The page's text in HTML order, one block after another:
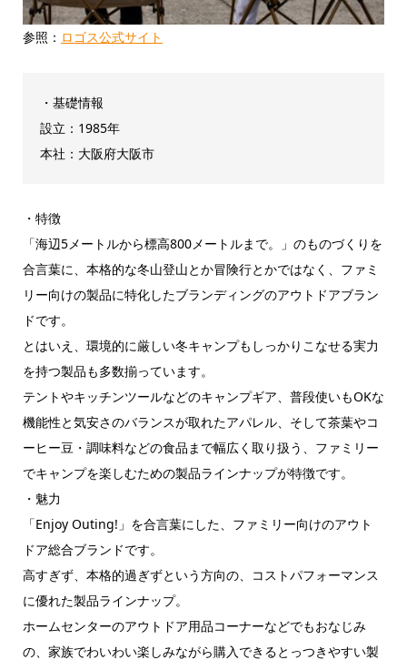
参照： ロゴス公式サイト
・基礎情報
設立：1985年
本社：大阪府大阪市
・特徴
「海辺5メートルから標高800メートルまで。」のものづくりを
合言葉に、本格的な冬山登山とか冒険行とかではなく、ファミ
リー向けの製品に特化したブランディングのアウトドアブラン
ドです。
とはいえ、環境的に厳しい冬キャンプもしっかりこなせる実力
を持つ製品も多数揃っています。
テントやキッチンツールなどのキャンプギア、普段使いもOKな
機能性と気安さのバランスが取れたアパレル、そして茶葉やコ
ーヒー豆・調味料などの食品まで幅広く取り扱う、ファミリー
でキャンプを楽しむための製品ラインナップが特徴です。
・魅力
「Enjoy Outing!」を合言葉にした、ファミリー向けのアウト
ドア総合ブランドです。
高すぎず、本格的過ぎずという方向の、コストパフォーマンス
に優れた製品ラインナップ。
ホームセンターのアウトドア用品コーナーなどでもおなじみ
の、家族でわいわい楽しみながら購入できるとっつきやすい製